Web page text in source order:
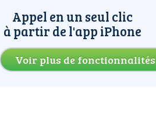
Appel en un seul clic
à partir de l'app iPhone
Voir plus de fonctionnalités